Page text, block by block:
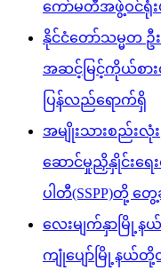
ကော်မတီအဖွဲ့ဝင်ရုံးဖု
နိုင်ငံတော်သမ္မတ ဦ
အဆင့်မြင့်ကိုယ်စား
ပြန်လည်ရောက်ရှိ
အမျိုးသားစည်းလုံး
ဆောင်မှုညှိနှိုင်းရေ
ပါတီ(SSPP)တို့ တွ
လေးမျက်နှာမြို့န
ကျုံပျော်မြို့နယ်တို့